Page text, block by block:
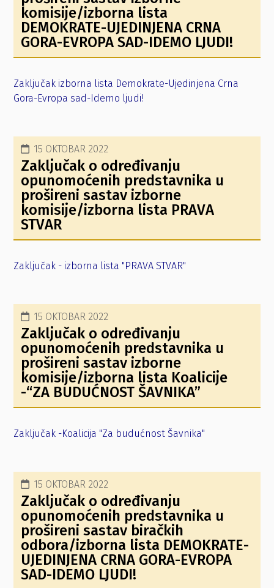
komisije/izborna lista
DEMOKRATE-UJEDINJENA CRNA
GORA-EVROPA SAD-IDEMO LJUDI!
Zaključak izborna lista Demokrate-Ujedinjena Crna
Gora-Evropa sad-Idemo ljudi!
15 OKTOBAR 2022
Zaključak o određivanju
opunomoćenih predstavnika u
prošireni sastav izborne
komisije/izborna lista PRAVA
STVAR
Zaključak - izborna lista "PRAVA STVAR"
15 OKTOBAR 2022
Zaključak o određivanju
opunomoćenih predstavnika u
prošireni sastav izborne
komisije/izborna lista Koalicije
-“ZA BUDUĆNOST ŠAVNIKA”
Zaključak -Koalicija "Za budućnost Šavnika"
15 OKTOBAR 2022
Zaključak o određivanju
opunomoćenih predstavnika u
prošireni sastav biračkih
odbora/izborna lista DEMOKRATE-
UJEDINJENA CRNA GORA-EVROPA
SAD-IDEMO LJUDI!